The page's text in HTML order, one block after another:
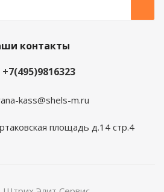
контакты
+7(495)9816323
kass@shels-m.ru
площадь д.14 стр.4